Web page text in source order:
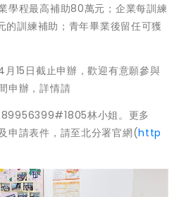
學程最高補助80萬元；企業每訓練
的訓練補助；青年畢業後留任可獲
月15日截止申辦，歡迎有意願參與
申辦，詳情請
林小姐。更多
申請表件，請至北分署官網(http